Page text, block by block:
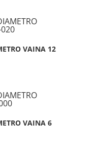
VAINA 12
VAINA 6